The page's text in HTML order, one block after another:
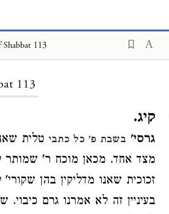
113
113
קיג.
גרסי' בשבת פ' כל כתבי טלית
מצד אחד. מכאן מוכח ר'
זכוכית שאנו מדליקין בהן
בעיניין זה לא אמרנו גרם